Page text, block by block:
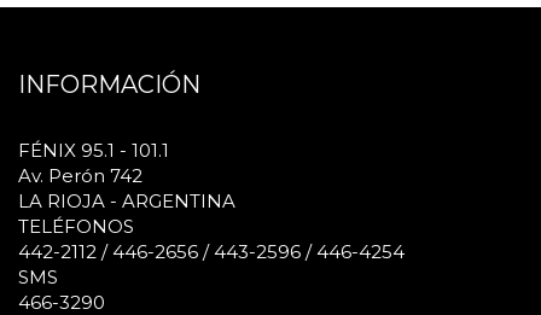
INFORMACIÓN
FÉNIX 95.1 - 101.1
Av. Perón 742
LA RIOJA - ARGENTINA
TELÉFONOS
442-2112 / 446-2656 / 443-2596 / 446-4254
SMS
466-3290